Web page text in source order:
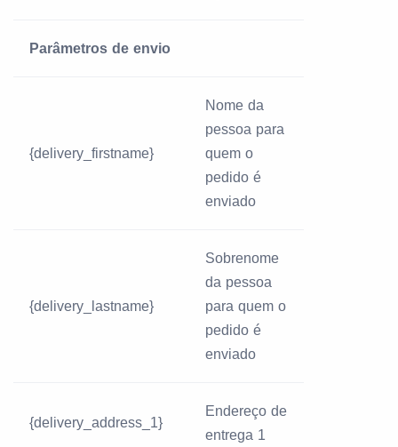
Parâmetros de envio
{delivery_firstname}
Nome da
pessoa para
quem o
pedido é
enviado
{delivery_lastname}
Sobrenome
da pessoa
para quem o
pedido é
enviado
{delivery_address_1}
Endereço de
entrega 1